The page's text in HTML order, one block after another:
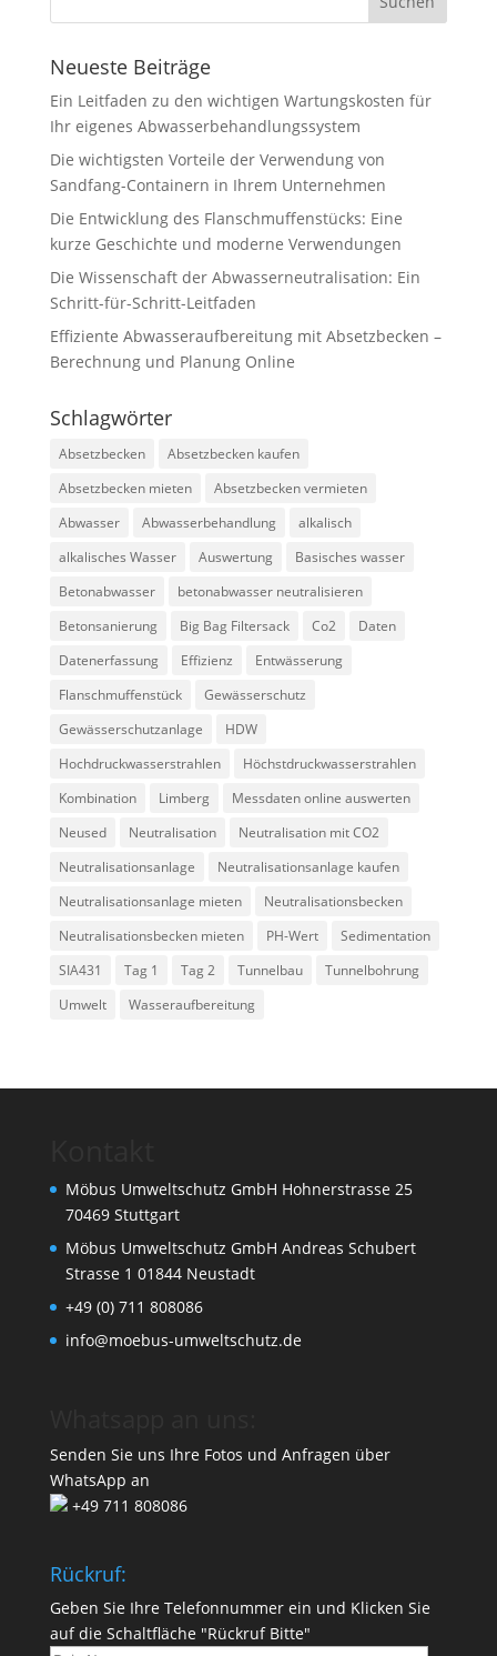
Neueste Beiträge
Ein Leitfaden zu den wichtigen Wartungskosten für
Ihr eigenes Abwasserbehandlungssystem
Die wichtigsten Vorteile der Verwendung von
Sandfang-Containern in Ihrem Unternehmen
Die Entwicklung des Flanschmuffenstücks: Eine
kurze Geschichte und moderne Verwendungen
Die Wissenschaft der Abwasserneutralisation: Ein
Schritt-für-Schritt-Leitfaden
Effiziente Abwasseraufbereitung mit Absetzbecken –
Berechnung und Planung Online
Schlagwörter
Absetzbecken
Absetzbecken kaufen
Absetzbecken mieten
Absetzbecken vermieten
Abwasser
Abwasserbehandlung
alkalisch
alkalisches Wasser
Auswertung
Basisches wasser
Betonabwasser
betonabwasser neutralisieren
Betonsanierung
Big Bag Filtersack Co2
Daten
Datenerfassung
Effizienz
Entwässerung
Flanschmuffenstück
Gewässerschutz
Gewässerschutzanlage
HDW
Hochdruckwasserstrahlen
Höchstdruckwasserstrahlen
Kombination
Limberg
Messdaten online auswerten
Neused
Neutralisation
Neutralisation mit CO2
Neutralisationsanlage
Neutralisationsanlage kaufen
Neutralisationsanlage mieten
Neutralisationsbecken
Neutralisationsbecken mieten
PH-Wert
Sedimentation
SIA431
Tag 1 Tag 2 Tunnelbau
Tunnelbohrung
Umwelt
Wasseraufbereitung
Möbus Umweltschutz GmbH Hohnerstrasse 25
70469 Stuttgart
Möbus Umweltschutz GmbH Andreas Schubert
Strasse 1 01844 Neustadt
+49 (0) 711 808086
info@moebus-umweltschutz.de
Senden Sie uns Ihre Fotos und Anfragen über
WhatsApp an
+49 711 808086
Rückruf:
Geben Sie Ihre Telefonnummer ein und Klicken Sie
auf die Schaltfläche "Rückruf Bitte"